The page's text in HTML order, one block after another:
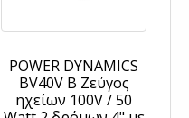
POWER DYNAMICS
BV40V B Ζεύγος
ηχείων 100V / 50